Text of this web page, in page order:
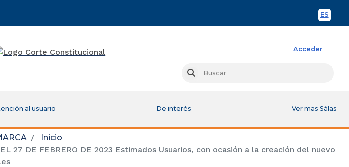
ES
Acceder
Buscar
al usuario De interés Ver mas Sálas
Inicio
27 DE FEBRERO DE 2023 Estimados Usuarios, con ocasión a la creación del nuevo